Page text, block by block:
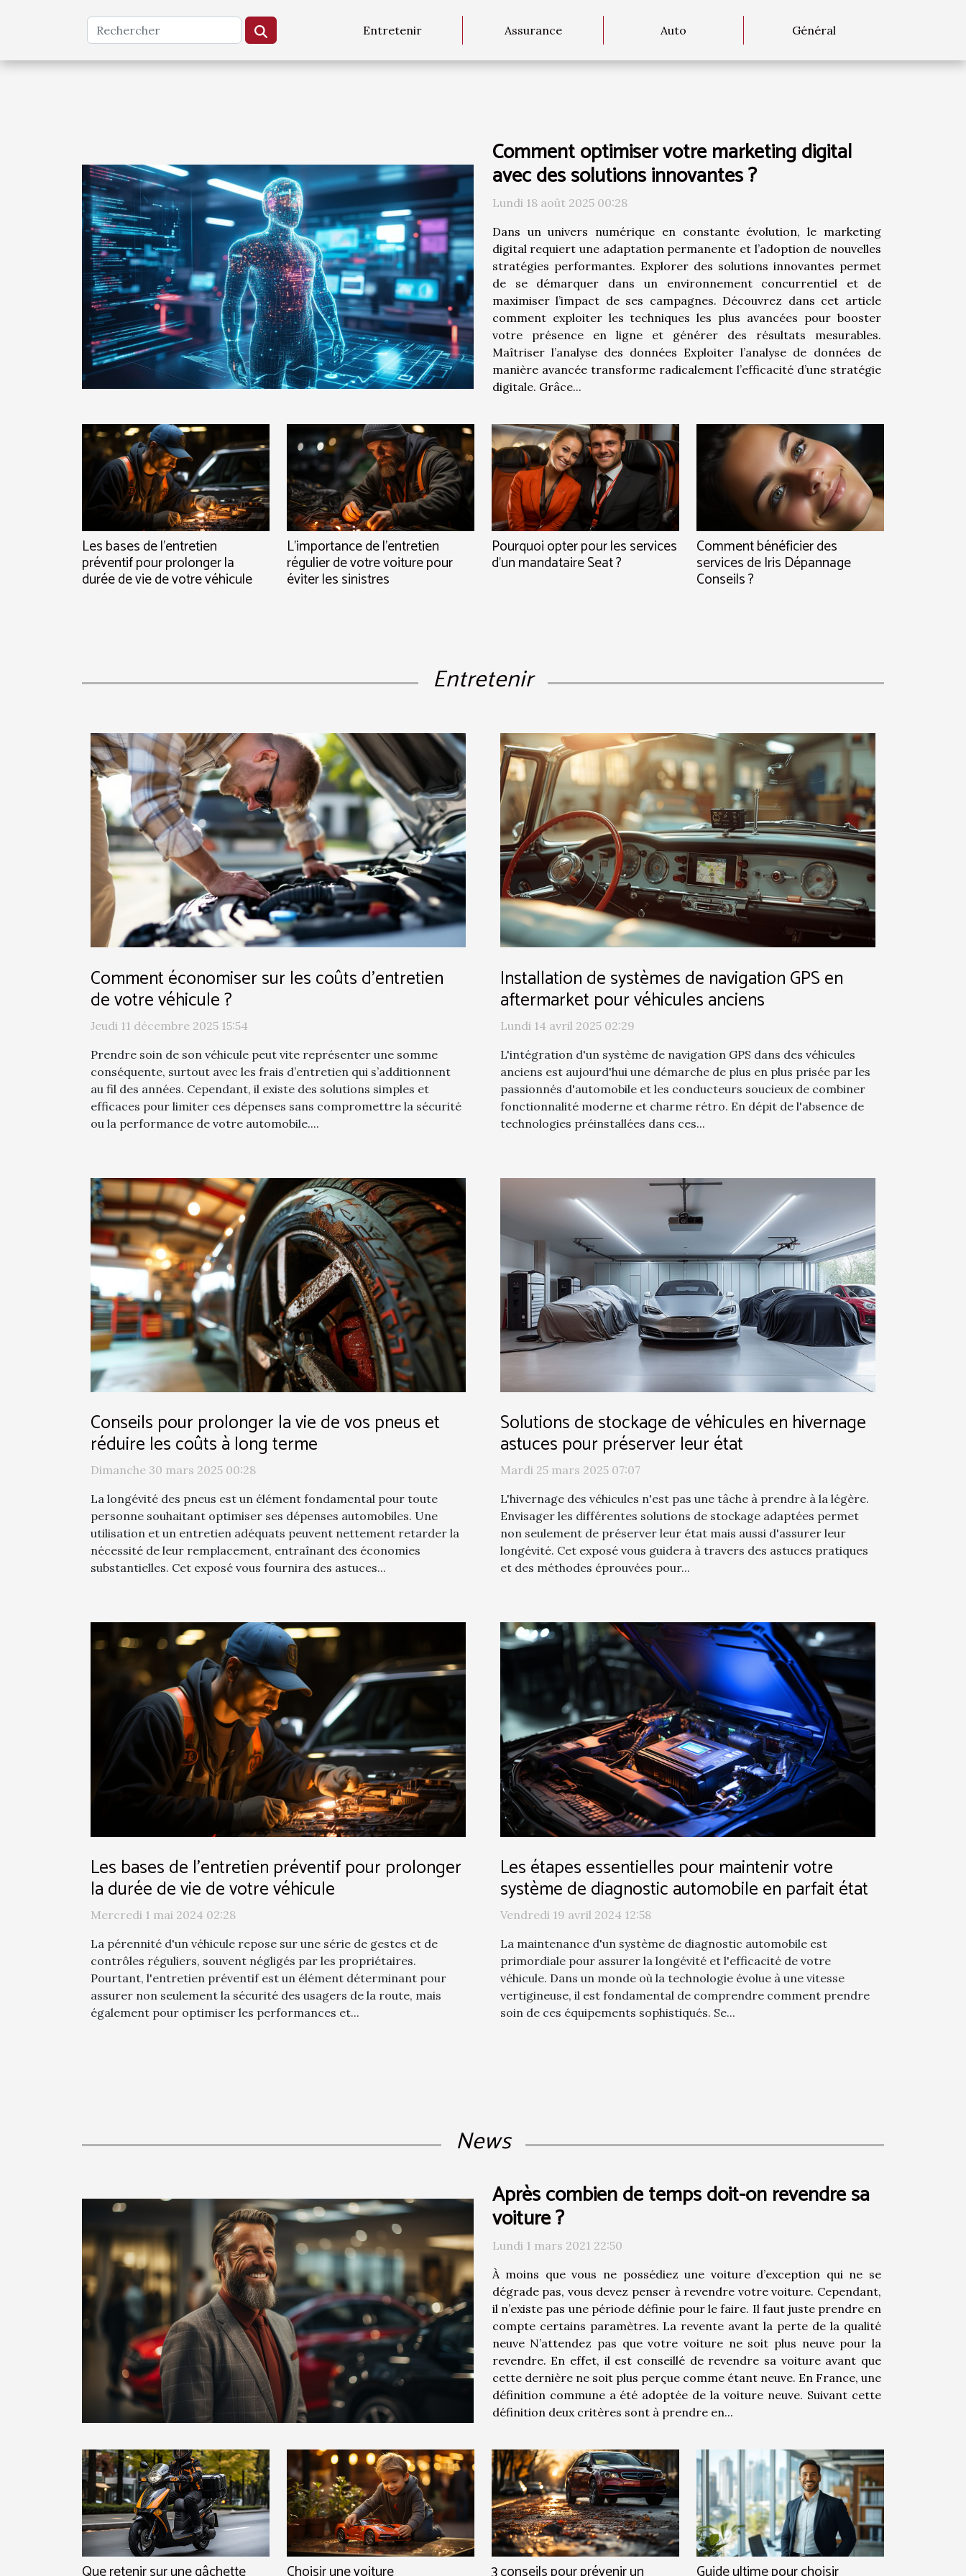
Entretenir Assurance Auto Général
Comment optimiser votre marketing digital
avec des solutions innovantes ?
Lundi 18 août 2025 00:28
Dans un univers numérique en constante évolution, le marketing
digital requiert une adaptation permanente et l’adoption de nouvelles
stratégies performantes. Explorer des solutions innovantes permet
de se démarquer dans un environnement concurrentiel et de
maximiser l’impact de ses campagnes. Découvrez dans cet article
comment exploiter les techniques les plus avancées pour booster
votre présence en ligne et générer des résultats mesurables.
Maîtriser l’analyse des données Exploiter l’analyse de données de
manière avancée transforme radicalement l’efficacité d’une stratégie
digitale. Grâce...
Les bases de l'entretien
préventif pour prolonger la
durée de vie de votre véhicule
L'importance de l'entretien
régulier de votre voiture pour
éviter les sinistres
Pourquoi opter pour les services
d’un mandataire Seat ?
Comment bénéficier des
services de Iris Dépannage
Conseils ?
Entretenir
Comment économiser sur les coûts d'entretien
de votre véhicule ?
Jeudi 11 décembre 2025 15:54
Prendre soin de son véhicule peut vite représenter une somme
conséquente, surtout avec les frais d’entretien qui s’additionnent
au fil des années. Cependant, il existe des solutions simples et
efficaces pour limiter ces dépenses sans compromettre la sécurité
ou la performance de votre automobile....
Installation de systèmes de navigation GPS en
aftermarket pour véhicules anciens
Lundi 14 avril 2025 02:29
L'intégration d'un système de navigation GPS dans des véhicules
anciens est aujourd'hui une démarche de plus en plus prisée par les
passionnés d'automobile et les conducteurs soucieux de combiner
fonctionnalité moderne et charme rétro. En dépit de l'absence de
technologies préinstallées dans ces...
Conseils pour prolonger la vie de vos pneus et
réduire les coûts à long terme
Dimanche 30 mars 2025 00:28
La longévité des pneus est un élément fondamental pour toute
personne souhaitant optimiser ses dépenses automobiles. Une
utilisation et un entretien adéquats peuvent nettement retarder la
nécessité de leur remplacement, entraînant des économies
substantielles. Cet exposé vous fournira des astuces...
Solutions de stockage de véhicules en hivernage
astuces pour préserver leur état
Mardi 25 mars 2025 07:07
L'hivernage des véhicules n'est pas une tâche à prendre à la légère.
Envisager les différentes solutions de stockage adaptées permet
non seulement de préserver leur état mais aussi d'assurer leur
longévité. Cet exposé vous guidera à travers des astuces pratiques
et des méthodes éprouvées pour...
Les bases de l'entretien préventif pour prolonger
la durée de vie de votre véhicule
Mercredi 1 mai 2024 02:28
La pérennité d'un véhicule repose sur une série de gestes et de
contrôles réguliers, souvent négligés par les propriétaires.
Pourtant, l'entretien préventif est un élément déterminant pour
assurer non seulement la sécurité des usagers de la route, mais
également pour optimiser les performances et...
Les étapes essentielles pour maintenir votre
système de diagnostic automobile en parfait état
Vendredi 19 avril 2024 12:58
La maintenance d'un système de diagnostic automobile est
primordiale pour assurer la longévité et l'efficacité de votre
véhicule. Dans un monde où la technologie évolue à une vitesse
vertigineuse, il est fondamental de comprendre comment prendre
soin de ces équipements sophistiqués. Se...
News
Après combien de temps doit-on revendre sa
voiture ?
Lundi 1 mars 2021 22:50
À moins que vous ne possédiez une voiture d’exception qui ne se
dégrade pas, vous devez penser à revendre votre voiture. Cependant,
il n’existe pas une période définie pour le faire. Il faut juste prendre en
compte certains paramètres. La revente avant la perte de la qualité
neuve N’attendez pas que votre voiture ne soit plus neuve pour la
revendre. En effet, il est conseillé de revendre sa voiture avant que
cette dernière ne soit plus perçue comme étant neuve. En France, une
définition commune a été adoptée de la voiture neuve. Suivant cette
définition deux critères sont à prendre en...